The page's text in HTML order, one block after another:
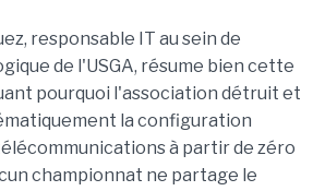
responsable IT au sein de
de l'USGA, résume bien cette
pourquoi l'association détruit et
la configuration
à partir de zéro
championnat ne partage le